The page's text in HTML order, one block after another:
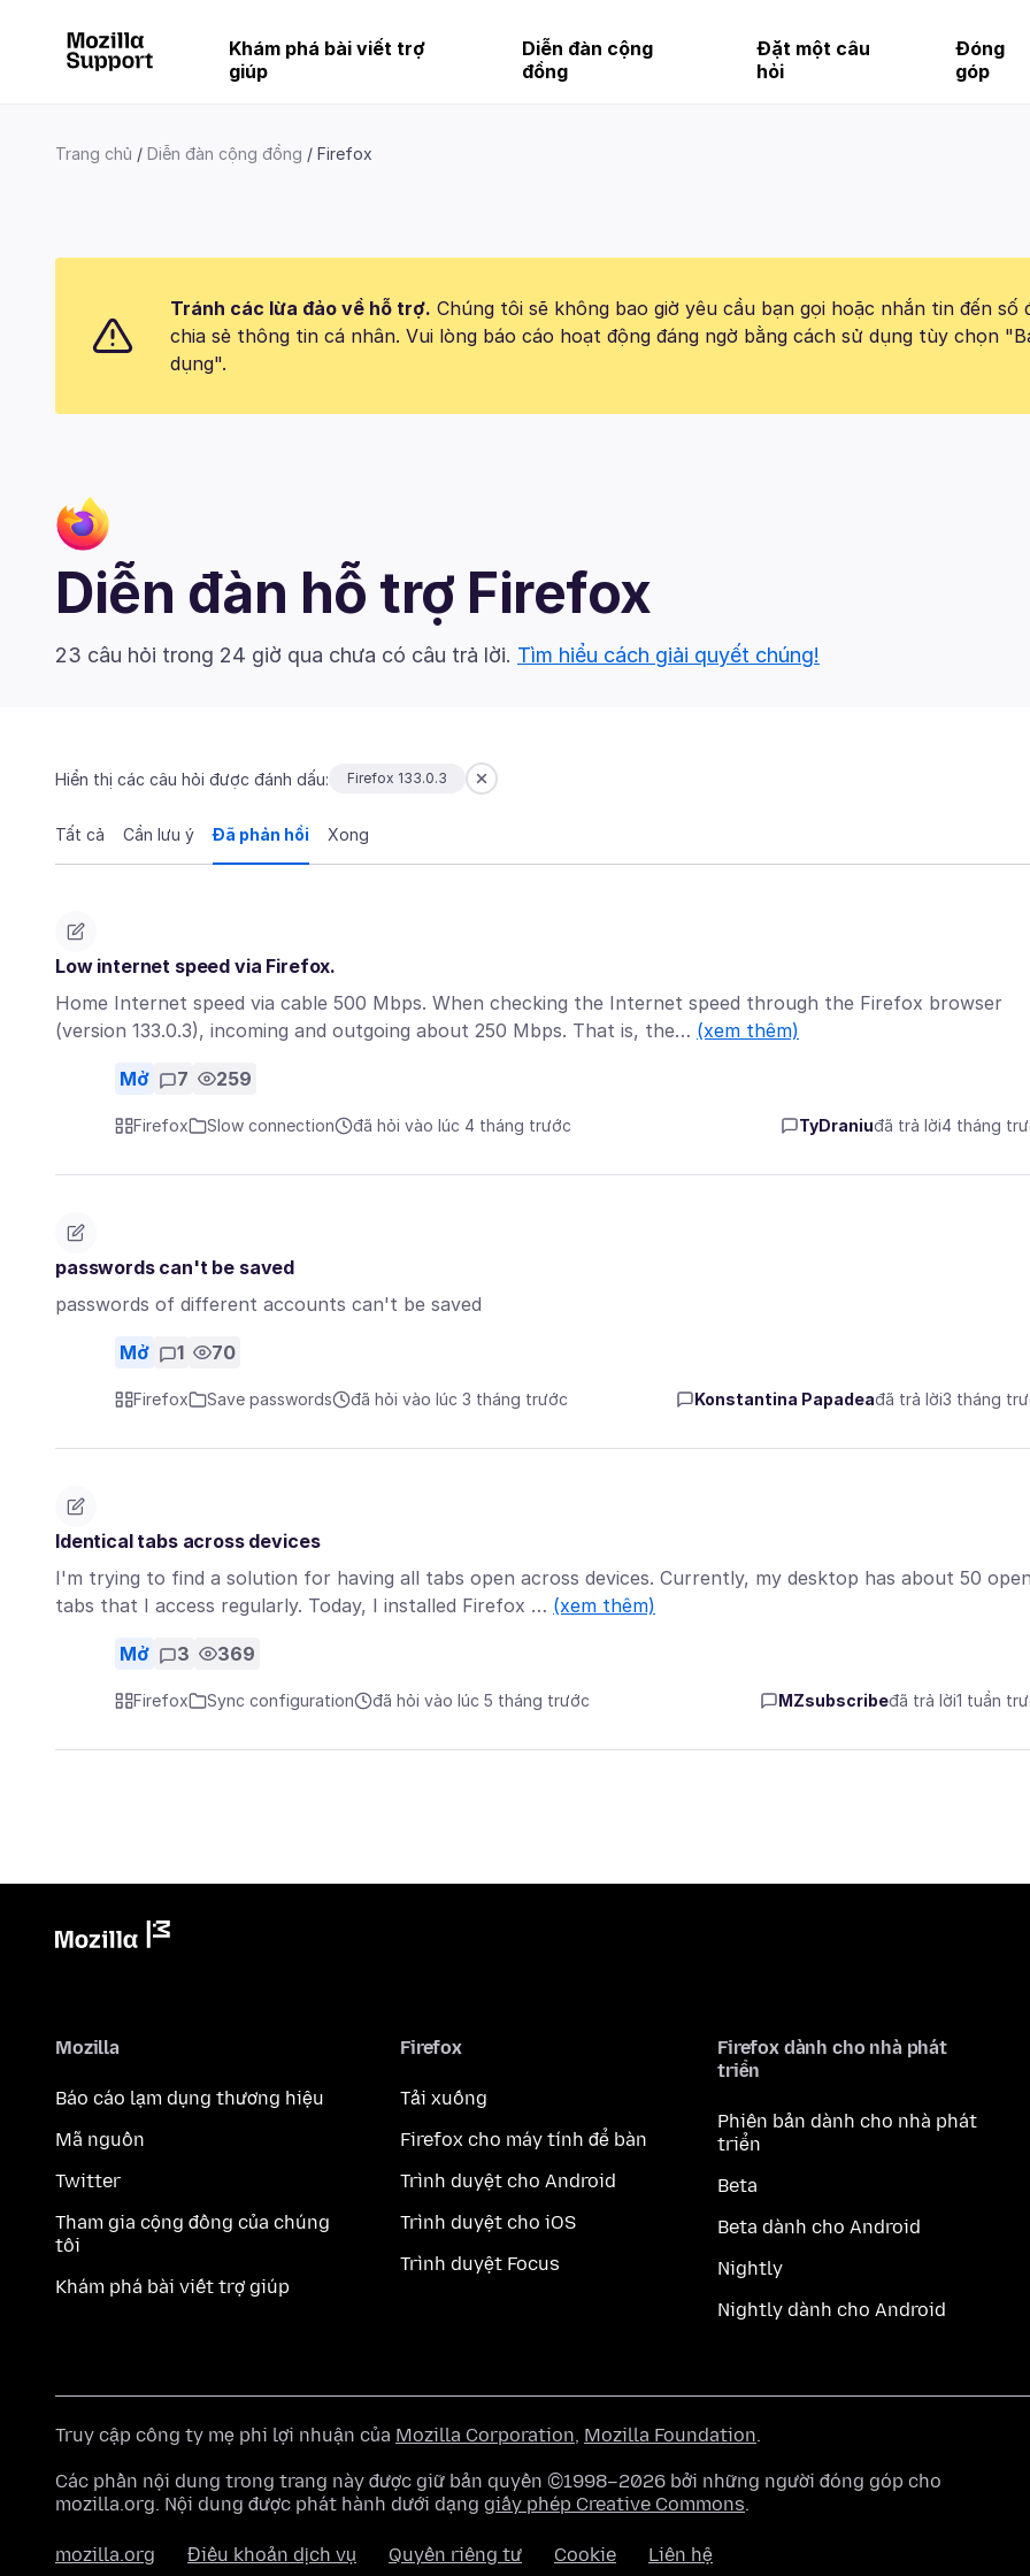
Khám phá bài viết trợ
giúp
Diễn đàn cộng
đồng
Đặt một câu
hỏi
Đóng
góp
Trang chủ Diễn đàn cộng đồng Firefox
Tránh các lừa đảo về hỗ trợ. Chúng tôi sẽ không bao giờ yêu cầu bạn gọi hoặc nhắn tin đến số
chia sẻ thông tin cá nhân. Vui lòng báo cáo hoạt động đáng ngờ bằng cách sử dụng tùy chọn
dụng".
Diễn đàn hỗ trợ Firefox
23 câu hỏi trong 24 giờ qua chưa có câu trả lời. Tìm hiểu cách giải quyết chúng!
Hiển thị các câu hỏi được đánh dấu: Firefox 133.0.3
Tất cả Cần lưu ý Đã phản hồi Xong
Low internet speed via Firefox.
Home Internet speed via cable 500 Mbps. When checking the Internet speed through the Firefox browser
(version 133.0.3), incoming and outgoing about 250 Mbps. That is, the… (xem thêm)
Mở 7 259
Firefox Slow connection đã hỏi vào lúc 4 tháng trước TyDraniuđã trả lời4 tháng
passwords can't be saved
passwords of different accounts can't be saved
Mở 1 70
Firefox Save passwords đã hỏi vào lúc 3 tháng trước Konstantina Papadeađã trả lời3 tháng
Identical tabs across devices
I'm trying to find a solution for having all tabs open across devices. Currently, my desktop has about 50 open
tabs that I access regularly. Today, I installed Firefox … (xem thêm)
Mở 3 369
Firefox Sync configuration đã hỏi vào lúc 5 tháng trước MZsubscribeđã trả lời1 tuần
Mozilla
Báo cáo lạm dụng thương hiệu
Mã nguồn
Twitter
Tham gia cộng đồng của chúng
tôi
Khám phá bài viết trợ giúp
Firefox
Tải xuống
Firefox cho máy tính để bàn
Trình duyệt cho Android
Trình duyệt cho iOS
Trình duyệt Focus
Firefox dành cho nhà phát
triển
Phiên bản dành cho nhà phát
triển
Beta
Beta dành cho Android
Nightly
Nightly dành cho Android
Truy cập công ty mẹ phi lợi nhuận của Mozilla Corporation, Mozilla Foundation.
Các phần nội dung trong trang này được giữ bản quyền ©1998–2026 bởi những người đóng góp cho
mozilla.org. Nội dung được phát hành dưới dạng giấy phép Creative Commons.
mozilla.org Điều khoản dịch vụ Quyền riêng tư Cookie Liên hệ